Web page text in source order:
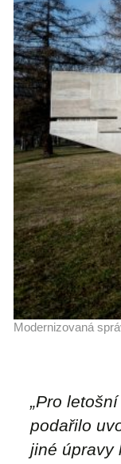
Modernizovaná
„Pro
podařilo
jiné úpravy